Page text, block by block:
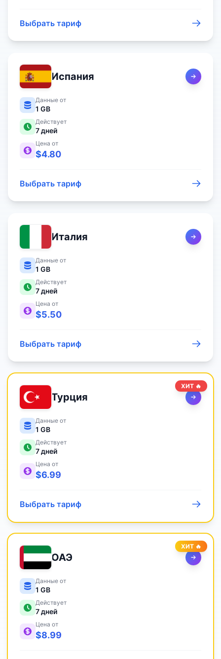
Выбрать тариф
Испания
Данные от
1 GB
Действует
7дней
Цена от
$4.80
Выбрать тариф
Италия
Данные от
1 GB
Действует
7дней
Цена от
$5.50
Выбрать тариф
ХИТ 🔥
Турция
Данные от
1 GB
Действует
7дней
Цена от
$6.99
Выбрать тариф
ХИТ 🔥
ОАЭ
Данные от
1 GB
Действует
7дней
Цена от
$8.99